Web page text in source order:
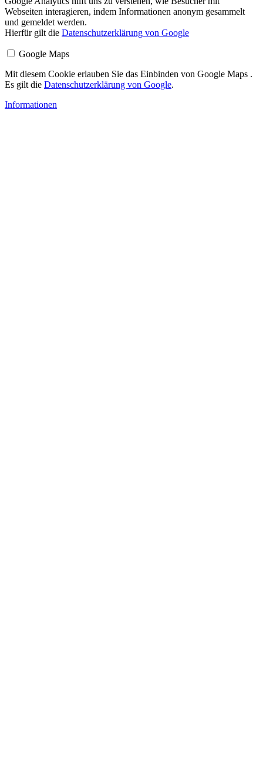
Webseiten interagieren, indem Informationen anonym gesammelt
und gemeldet werden.
Hierfür gilt die Datenschutzerklärung von Google
Google Maps
Mit diesem Cookie erlauben Sie das Einbinden von Google Maps .
Es gilt die Datenschutzerklärung von Google.
Informationen